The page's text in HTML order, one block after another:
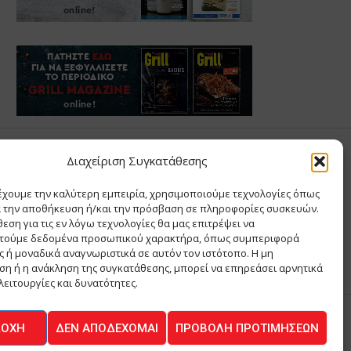
Διαχείριση Συγκατάθεσης
την καλύτερη εμπειρία, χρησιμοποιούμε τεχνολογίες όπως
την αποθήκευση ή/και την πρόσβαση σε πληροφορίες συσκευών.
για τις εν λόγω τεχνολογίες θα μας επιτρέψει να
δεδομένα προσωπικού χαρακτήρα, όπως συμπεριφορά
ή μοναδικά αναγνωριστικά σε αυτόν τον ιστότοπο. Η μη
ή η ανάκληση της συγκατάθεσης, μπορεί να επηρεάσει αρνητικά
και δυνατότητες.
ΔΕΝ ΑΠΟΔΈΧΟΜΑΙ ΠΡΟΒΟΛΉ ΠΡΟΤΙΜΉΣΕΩΝ
Θ ΚΑΙ ΣΙΑ ΜΟΝΟΠΡΟΣΩΠΗ ΙΚΕ